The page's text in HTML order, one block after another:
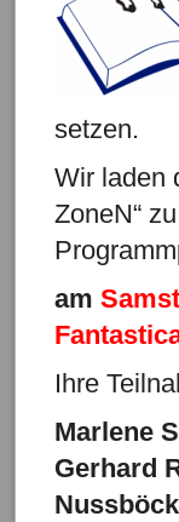
setzen.
Wir laden
ZoneN“
am
Ihre
Marlene
Gerhard
Nussböck